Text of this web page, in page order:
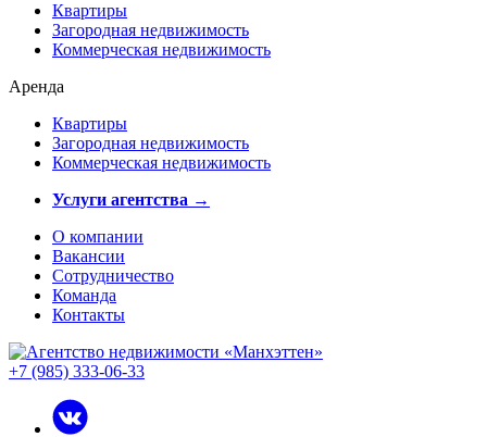
Квартиры
Загородная недвижимость
Коммерческая недвижимость
Аренда
Квартиры
Загородная недвижимость
Коммерческая недвижимость
Услуги агентства →
О компании
Вакансии
Сотрудничество
Команда
Контакты
+7 (985) 333-06-33